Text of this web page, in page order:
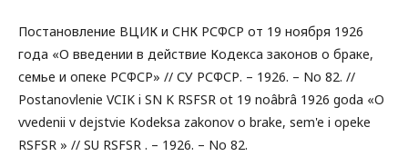
Постановление ВЦИК и СНК РСФСР от 19 ноября 1926
года «О введении в действие Кодекса законов о браке,
семье и опеке РСФСР» // СУ РСФСР. – 1926. – No 82. //
Postanovlenie VCIK i SN K RSFSR ot 19 noâbrâ 1926 goda «O
vvedenii v dejstvie Kodeksa zakonov o brake, sem'e i opeke
RSFSR » // SU RSFSR . – 1926. – No 82.